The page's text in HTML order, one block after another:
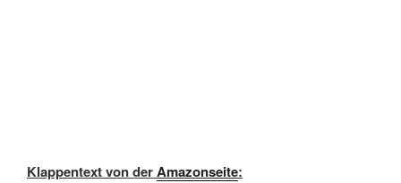
Klappentext von derAmazonseite: